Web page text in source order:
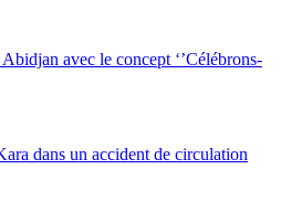
avec le concept ‘’Célébrons-
dans un accident de circulation